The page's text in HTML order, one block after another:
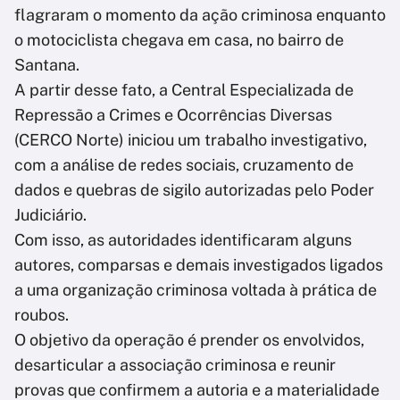
flagraram o momento da ação criminosa enquanto
o motociclista chegava em casa, no bairro de
Santana.
A partir desse fato, a Central Especializada de
Repressão a Crimes e Ocorrências Diversas
(CERCO Norte) iniciou um trabalho investigativo,
com a análise de redes sociais, cruzamento de
dados e quebras de sigilo autorizadas pelo Poder
Judiciário.
Com isso, as autoridades identificaram alguns
autores, comparsas e demais investigados ligados
a uma organização criminosa voltada à prática de
roubos.
O objetivo da operação é prender os envolvidos,
desarticular a associação criminosa e reunir
provas que confirmem a autoria e a materialidade